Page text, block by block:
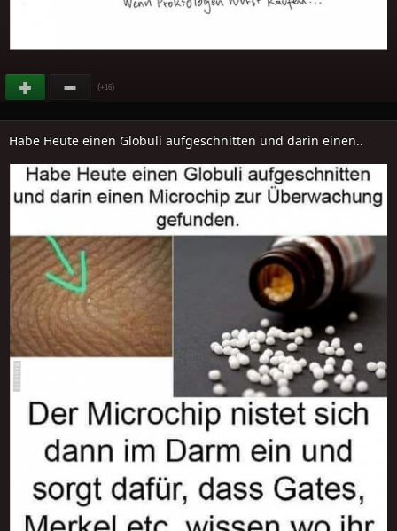
(+16)
Habe Heute einen Globuli aufgeschnitten und darin einen..